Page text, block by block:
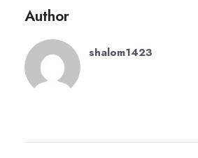
Author
shalom1423